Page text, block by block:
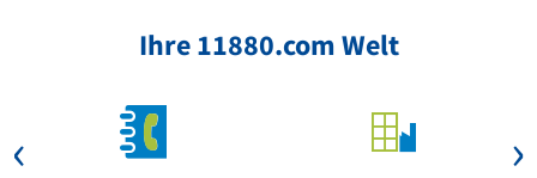
Ihre 11880.com Welt